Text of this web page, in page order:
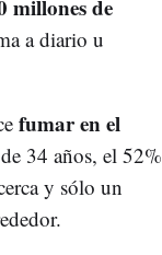
millones de
a diario u
fumar en el
34 años, el 52%
y sólo un